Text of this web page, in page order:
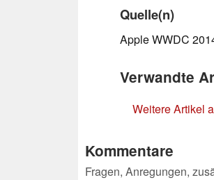
Quelle(n)
Apple WWDC
Verwandte
Weitere Artikel
Kommentare
Fragen, Anregungen,